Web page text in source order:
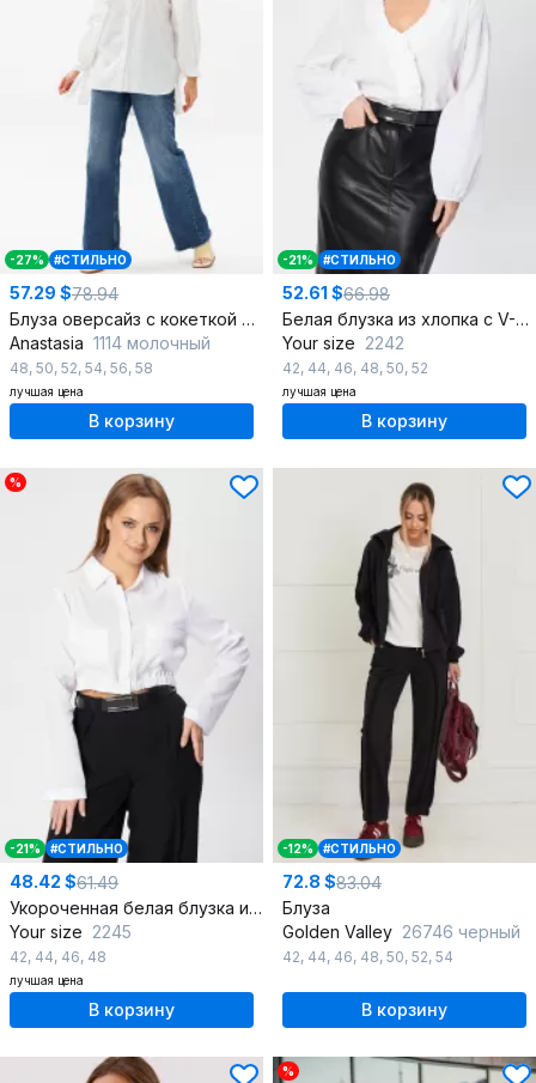
-27% #СТИЛЬНО
57.29 $78.94
Блуза оверсайз с кокеткой и складками, с длинным рукавом
Anastasia 1114 молочный
48, 50, 52, 54, 56, 58
лучшая цена
В корзину
-21% #СТИЛЬНО
52.61 $66.98
Белая блузка из хлопка с V-вырезом и рюшей, демисезон
Your size 2242
42, 44, 46, 48, 50, 52
лучшая цена
В корзину
%
-21% #СТИЛЬНО
48.42 $61.49
Укороченная белая блузка из хлопка с присборенным низом, демисезон
Your size 2245
42, 44, 46, 48
лучшая цена
В корзину
-12% #СТИЛЬНО
72.8 $83.04
Блуза
Golden Valley 26746 черный
42, 44, 46, 48, 50, 52, 54
В корзину
%